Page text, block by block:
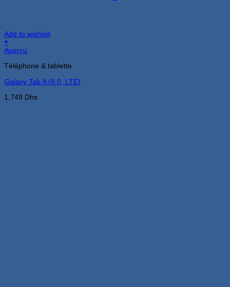
Add to wishlist
+
Aperçu
Téléphone & tablette
Galaxy Tab A (8.0, LTE)
1,749 Dhs